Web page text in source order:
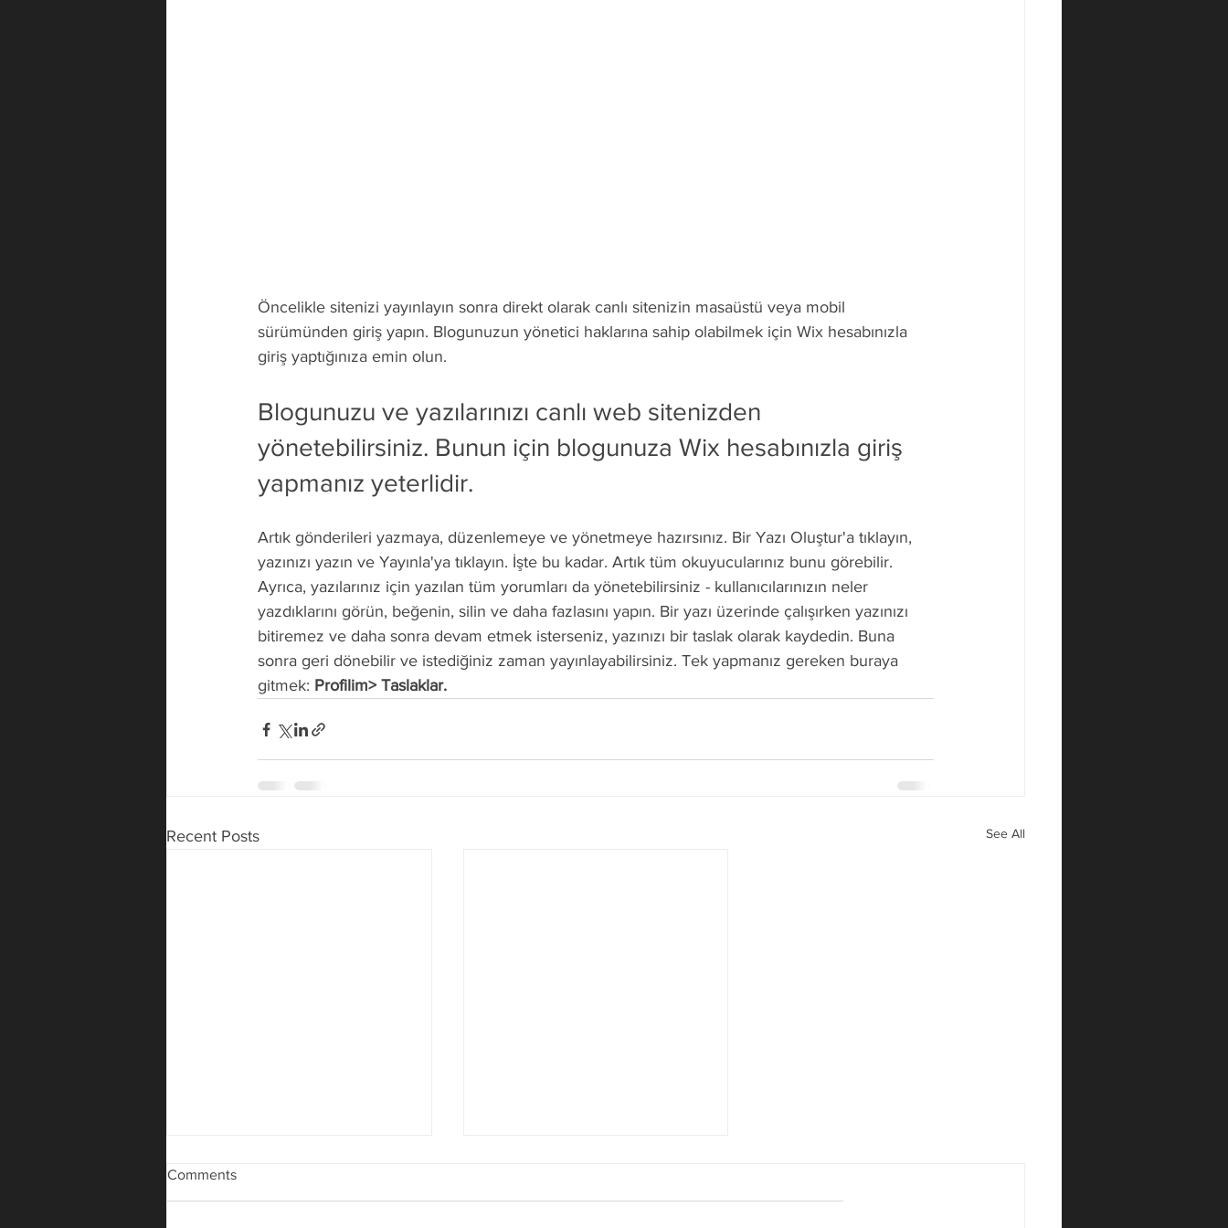
Öncelikle sitenizi yayınlayın sonra direkt olarak canlı sitenizin masaüstü veya mobil
sürümünden giriş yapın. Blogunuzun yönetici haklarına sahip olabilmek için Wix hesabınızla
giriş yaptığınıza emin olun.
Blogunuzu ve yazılarınızı canlı web sitenizden
yönetebilirsiniz. Bunun için blogunuza Wix hesabınızla giriş
yapmanız yeterlidir.
Artık gönderileri yazmaya, düzenlemeye ve yönetmeye hazırsınız. Bir Yazı Oluştur'a tıklayın,
yazınızı yazın ve Yayınla'ya tıklayın. İşte bu kadar. Artık tüm okuyucularınız bunu görebilir.
Ayrıca, yazılarınız için yazılan tüm yorumları da yönetebilirsiniz - kullanıcılarınızın neler
yazdıklarını görün, beğenin, silin ve daha fazlasını yapın. Bir yazı üzerinde çalışırken yazınızı
bitiremez ve daha sonra devam etmek isterseniz, yazınızı bir taslak olarak kaydedin. Buna
sonra geri dönebilir ve istediğiniz zaman yayınlayabilirsiniz. Tek yapmanız gereken buraya
gitmek: Profilim> Taslaklar.
Recent Posts See All
Comments